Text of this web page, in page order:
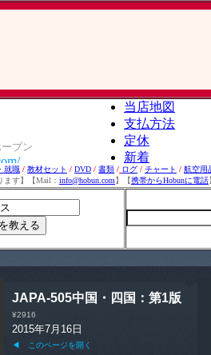
就職 / 教材セット / DVD / 書類 / ログ / チャート / 航空用
ます】【Mail： info@hobun.com】【携帯からHobunに電話